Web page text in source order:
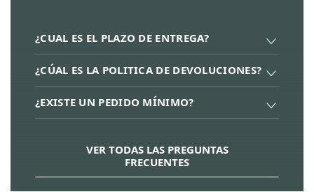
¿CUAL ES EL PLAZO DE ENTREGA?
¿CÚAL ES LA POLITICA DE DEVOLUCIONES?
¿EXISTE UN PEDIDO MÍNIMO?
VER TODAS LAS PREGUNTAS
FRECUENTES